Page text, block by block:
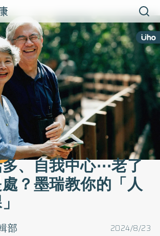
、自我中心⋯老了
？墨瑞教你的「人
2024/8/23
部